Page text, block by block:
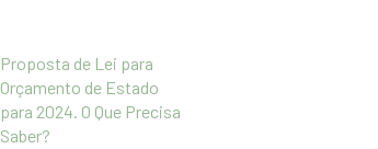
Proposta de Lei para
Orçamento de Estado
para 2024. O Que Precisa
Saber?